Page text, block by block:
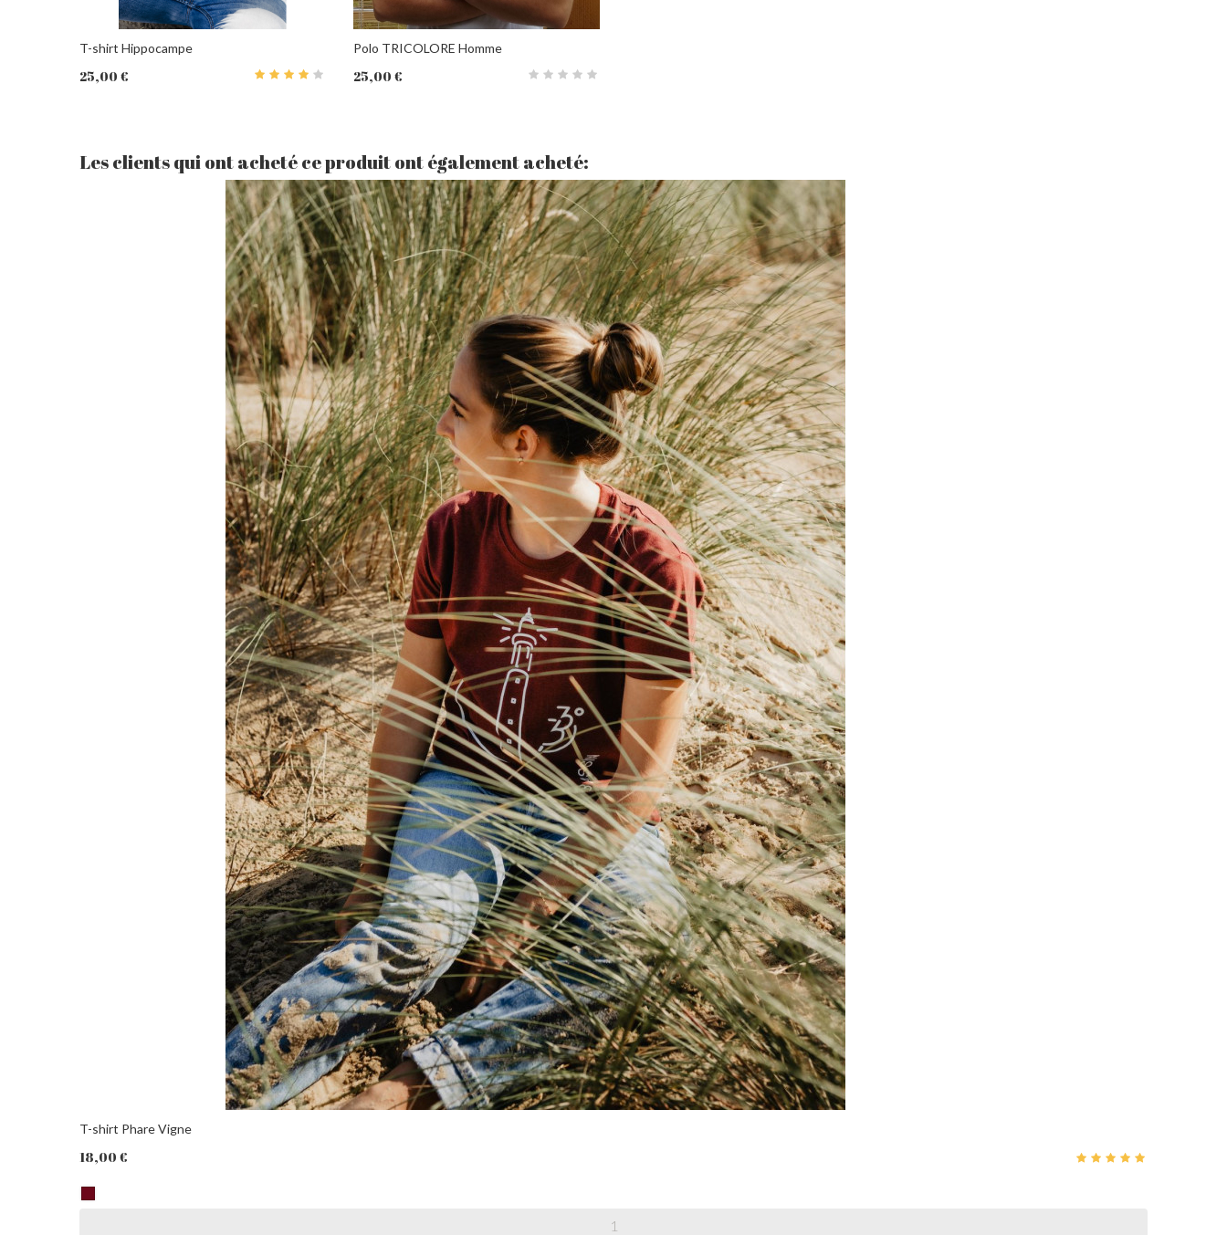
T-shirt Hippocampe
25,00 €
Polo TRICOLORE Homme
25,00 €
Les clients qui ont acheté ce produit ont également acheté:
T-shirt Phare Vigne
18,00 €